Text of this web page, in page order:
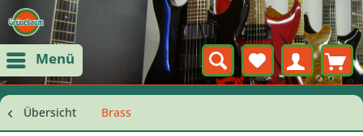
Menü
Übersicht Brass